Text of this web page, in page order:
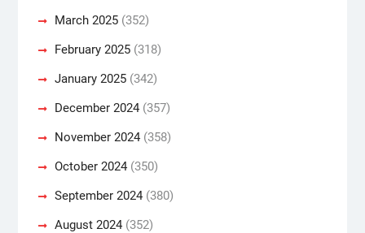
March 2025(352)
February 2025(318)
January 2025(342)
December 2024(357)
November 2024(358)
October 2024(350)
September 2024(380)
August 2024(352)